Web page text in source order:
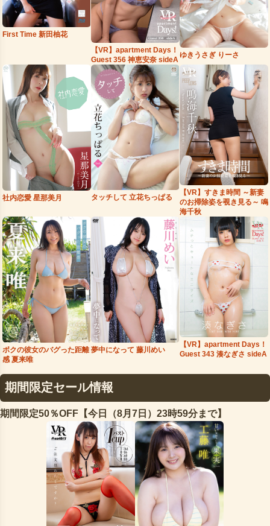
First Time 新田柚花
【VR】apartment Days！
Guest 356 神恵安奈 sideA
ゆきうさぎ りーさ
社内恋愛 星那美月 タッチして 立花ちっぱる
【VR】すきま時間 ～新妻
のお掃除姿を覗き見る～ 鳴
海千秋
ボクの彼女のバグった距離
感 夏来唯
夢中になって 藤川めい
【VR】apartment Days！
Guest 343 湊なぎさ sideA
期間限定セール情報
期間限定50％OFF【今日（8月7日）23時59分まで】